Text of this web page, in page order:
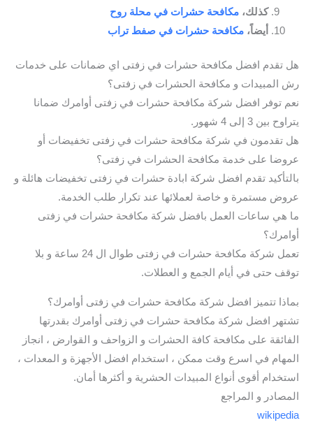
كذلك، مكافحة حشرات في محلة روح
أيضاً، مكافحة حشرات في صفط تراب
هل تقدم افضل مكافحة حشرات في زفتى اي ضمانات على خدمات
رش المبيدات و مكافحة الحشرات في زفتى؟
نعم توفر افضل شركة مكافحة حشرات في زفتى أوامرك ضمانا
يتراوح بين 3 إلى 4 شهور.
هل تقدمون في شركة مكافحة حشرات في زفتى تخفيضات أو
عروضا على خدمة مكافحة الحشرات في زفتى؟
بالتأكيد تقدم افضل شركة ابادة حشرات في زفتى تخفيضات هائلة و
عروض مستمرة و خاصة لعملائها عند تكرار طلب الخدمة.
ما هي ساعات العمل بافضل شركة مكافحة حشرات في زفتى
أوامرك؟
تعمل شركة مكافحة حشرات في زفتى طوال ال 24 ساعة و بلا
توقف حتى في أيام الجمع و العطلات.
بماذا تتميز افضل شركة مكافحة حشرات في زفتى أوامرك؟
تشتهر افضل شركة مكافحة حشرات في زفتى أوامرك بقدرتها
الفائقة على مكافحة كافة الحشرات و الزواحف و القوارض ، انجاز
المهام في اسرع وقت ممكن ، استخدام افضل الأجهزة و المعدات ،
استخدام أقوى أنواع المبيدات الحشرية و أكثرها أمان.
المصادر و المراجع
wikipedia